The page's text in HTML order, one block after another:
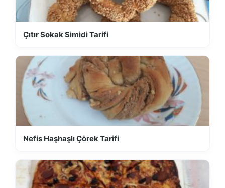
Çıtır Sokak Simidi Tarifi
Nefis Haşhaşlı Çörek Tarifi